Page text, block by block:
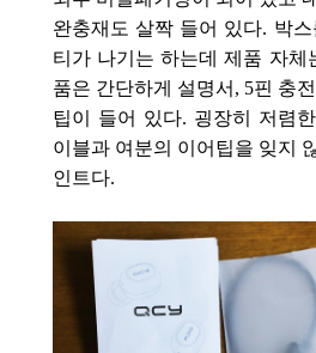
완충재도 살짝 들어 있다. 박
티가 나기는 하는데 제품 자체
품은 간단하게 설명서, 5핀 충
팁이 들어 있다. 굉장히 저렴
이블과 여분의 이어팁을 잊지
인트다.